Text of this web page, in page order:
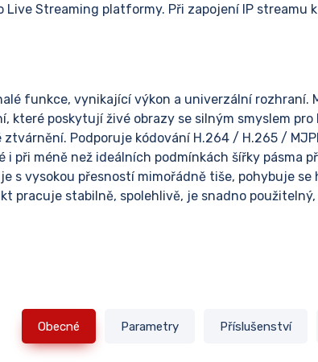
Live Streaming platformy. Při zapojení IP streamu
funkce, vynikající výkon a univerzální rozhraní.
které poskytují živé obrazy se silným smyslem pro
Podporuje kódování H.264 / H.265 /
i při méně než ideálních podmínkách šířky pásma
s vysokou přesností mimořádně tiše, pohybuje se
pracuje stabilně, spolehlivě, je snadno
Obecné Parametry Příslušenství